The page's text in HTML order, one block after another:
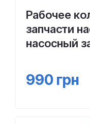
Рабочее
запчасти
насосный
990 грн